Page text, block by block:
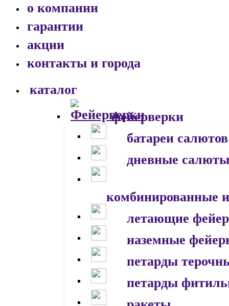
о компании
гарантии
акции
контакты и города
каталог
фейерверки
батареи салютов
дневные салюты
комбинированные
летающие
наземные
петарды
петарды